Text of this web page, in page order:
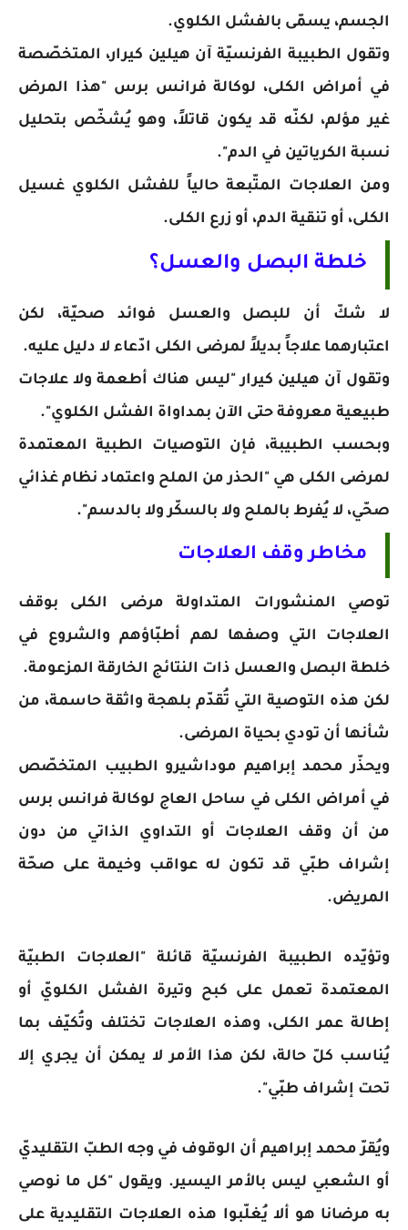
الجسم، يسمّى بالفشل الكلوي.
وتقول الطبيبة الفرنسيّة آن هيلين كيرار، المتخصّصة
في أمراض الكلى، لوكالة فرانس برس "هذا المرض
غير مؤلم، لكنّه قد يكون قاتلاً، وهو يُشخّص بتحليل
نسبة الكرياتين في الدم".
ومن العلاجات المتّبعة حالياً للفشل الكلوي غسيل
الكلى، أو تنقية الدم، أو زرع الكلى.
خلطة البصل والعسل؟
لا شكّ أن للبصل والعسل فوائد صحيّة، لكن
اعتبارهما علاجاً بديلاً لمرضى الكلى ادّعاء لا دليل عليه.
وتقول آن هيلين كيرار "ليس هناك أطعمة ولا علاجات
طبيعية معروفة حتى الآن بمداواة الفشل الكلوي".
وبحسب الطبيبة، فإن التوصيات الطبية المعتمدة
لمرضى الكلى هي "الحذر من الملح واعتماد نظام غذائي
صحّي، لا يُفرط بالملح ولا بالسكّر ولا بالدسم".
مخاطر وقف العلاجات
توصي المنشورات المتداولة مرضى الكلى بوقف
العلاجات التي وصفها لهم أطبّاؤهم والشروع في
خلطة البصل والعسل ذات النتائج الخارقة المزعومة.
لكن هذه التوصية التي تُقدّم بلهجة واثقة حاسمة، من
شأنها أن تودي بحياة المرضى.
ويحذّر محمد إبراهيم موداشيرو الطبيب المتخصّص
في أمراض الكلى في ساحل العاج لوكالة فرانس برس
من أن وقف العلاجات أو التداوي الذاتي من دون
إشراف طبّي قد تكون له عواقب وخيمة على صحّة
المريض.
وتؤيّده الطبيبة الفرنسيّة قائلة "العلاجات الطبيّة
المعتمدة تعمل على كبح وتيرة الفشل الكلويّ أو
إطالة عمر الكلى، وهذه العلاجات تختلف وتُكيّف بما
يُناسب كلّ حالة، لكن هذا الأمر لا يمكن أن يجري إلا
تحت إشراف طبّي".
ويُقرّ محمد إبراهيم أن الوقوف في وجه الطبّ التقليديّ
أو الشعبي ليس بالأمر اليسير. ويقول "كل ما نوصي
به مرضانا هو ألا يُغلّبوا هذه العلاجات التقليدية على